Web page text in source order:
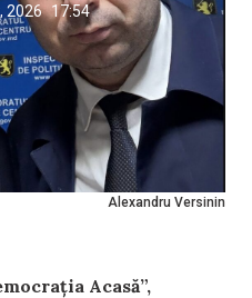
Alexandru Versinin
2026 17:54
Acasă”,